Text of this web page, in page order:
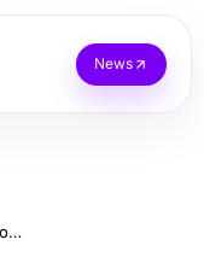
News
Kaffeegenuss im Coffee Shop Verband Lloret de Mar: Wo Qualität auf Atmosphäre trifft